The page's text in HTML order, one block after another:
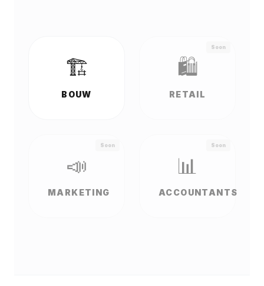
🏗️
BOUW
🛍️
RETAIL
Soon
📣
MARKETING
Soon
📊
ACCOUNTANTS
Soon